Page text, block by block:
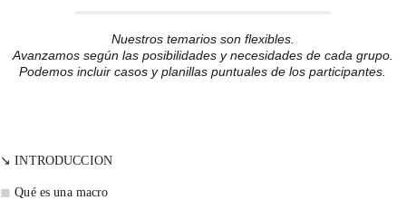
Nuestros temarios son flexibles.
Avanzamos según las posibilidades y necesidades de cada grupo.
Podemos incluir casos y planillas puntuales de los participantes.
↘️ INTRODUCCION
◼ Qué es una macro